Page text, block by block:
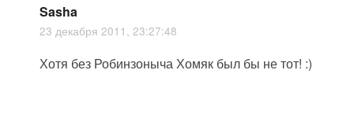
Sasha
23 декабря 2011, 23:27:48
Хотя без Робинзоныча Хомяк был бы не тот! :)